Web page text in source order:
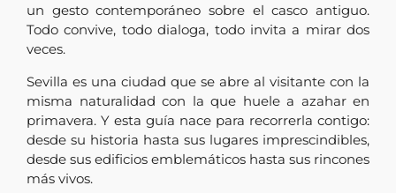
un gesto contemporáneo sobre el casco antiguo.
Todo convive, todo dialoga, todo invita a mirar dos
veces.
Sevilla es una ciudad que se abre al visitante con la
misma naturalidad con la que huele a azahar en
primavera. Y esta guía nace para recorrerla contigo:
desde su historia hasta sus lugares imprescindibles,
desde sus edificios emblemáticos hasta sus rincones
más vivos.